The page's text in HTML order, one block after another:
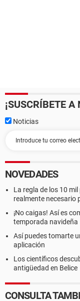
¡SUSCRÍBETE
Noticias
NOVEDADES
La regla de los 10
realmente necesario
¡No caigas! Así es
temporada navideña
Así puedes tomarte
aplicación
Los científicos
antigüedad en Belice
CONSULTA